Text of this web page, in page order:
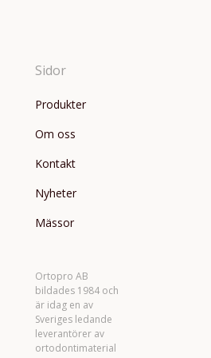
Sidor
Produkter
Om oss
Kontakt
Nyheter
Mässor
Ortopro AB
bildades 1984 och
är idag en av
Sveriges ledande
leverantörer av
ortodontimaterial